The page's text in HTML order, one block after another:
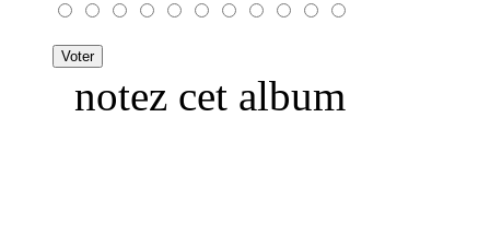
notez cet album